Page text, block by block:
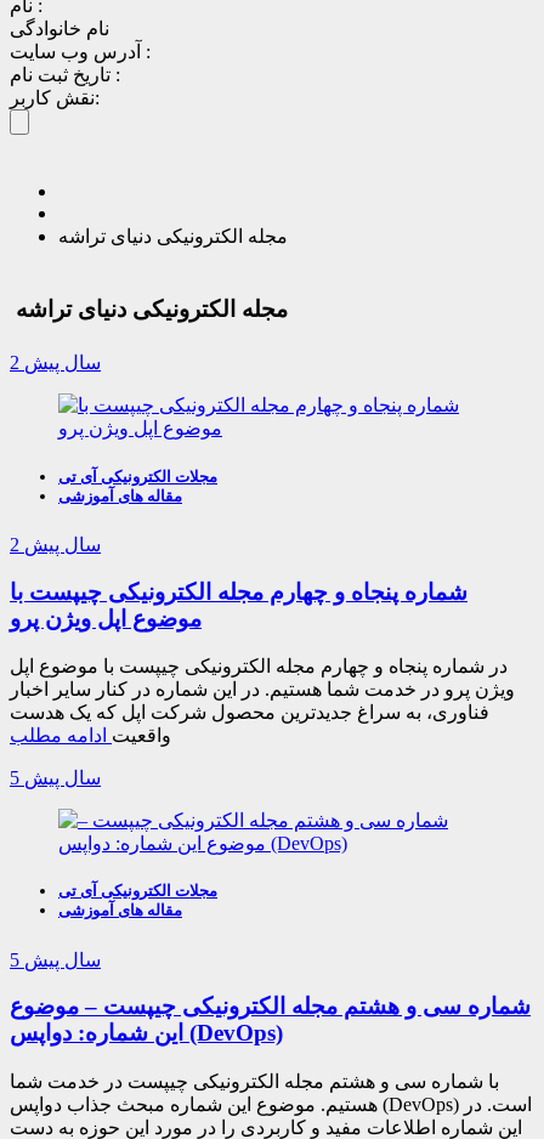
نام :
نام خانوادگی
آدرس وب سایت :
تاریخ ثبت نام :
نقش کاربر:
مجله الکترونیکی دنیای تراشه
مجله الکترونیکی دنیای تراشه
2 سال پیش
مجلات الکترونیکی آی تی
مقاله های آموزشی
2 سال پیش
شماره پنجاه و چهارم مجله الکترونیکی چیپست با
موضوع اپل ویژن پرو
در شماره پنجاه و چهارم مجله الکترونیکی چیپست با موضوع اپل
ویژن پرو در خدمت شما هستیم. در این شماره در کنار سایر اخبار
فناوری، به سراغ جدیدترین محصول شرکت اپل که یک هدست
واقعیت ادامه مطلب
5 سال پیش
مجلات الکترونیکی آی تی
مقاله های آموزشی
5 سال پیش
شماره سی و هشتم مجله الکترونیکی چیپست – موضوع
این شماره: دواپس (DevOps)
با شماره سی و هشتم مجله الکترونیکی چیپست در خدمت شما
هستیم. موضوع این شماره مبحث جذاب دواپس (DevOps) است. در
این شماره اطلاعات مفید و کاربردی را در مورد این حوزه به دست